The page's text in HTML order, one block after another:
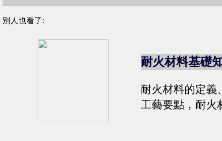
別人也看了:
耐火材料基礎
耐火材料的定義
工藝要點，耐火